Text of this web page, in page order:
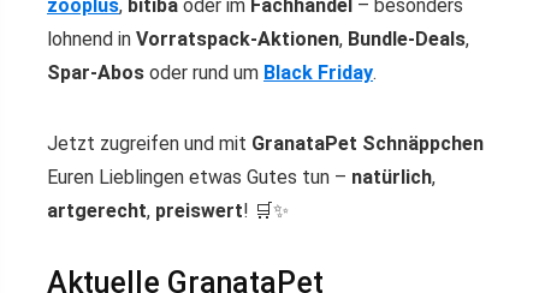
zooplus, bitiba oder im Fachhandel – besonders
lohnend in Vorratspack-Aktionen, Bundle-Deals,
Spar-Abos oder rund um Black Friday.
Jetzt zugreifen und mit GranataPet Schnäppchen
Euren Lieblingen etwas Gutes tun – natürlich,
artgerecht, preiswert! 🛒✨
Aktuelle GranataPet